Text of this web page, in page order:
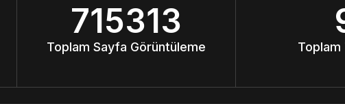
715313
Toplam Sayfa Görüntüleme